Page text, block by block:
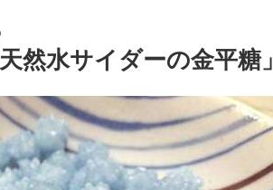
然水サイダーの金平糖」